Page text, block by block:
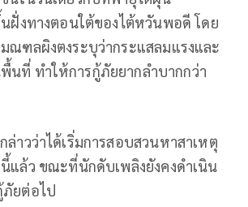
ฝั่งทางตอนใต้ของไต้หวันพอดี โดย
ณฑลผิงตงระบุว่ากระแสลมแรงและ
ที่ ทำให้การกู้ภัยยากลำบากกว่า
ล่าวว่าได้เริ่มการสอบสวนหาสาเหตุ
แล้ว ขณะที่นักดับเพลิงยังคงดำเนิน
ยต่อไป